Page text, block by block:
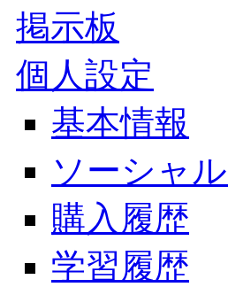
掲示板
個人設定
基本情報
ソーシャ
購入履歴
学習履歴